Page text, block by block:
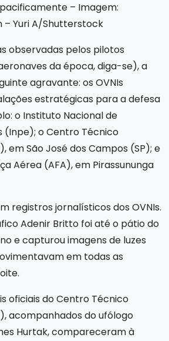
– Imagem:
– Yuri A/Shutterstock
observadas pelos pilotos
da época, diga-se), a
agravante: os OVNIs
estratégicas para a defesa
o Instituto Nacional de
(Inpe); o Centro Técnico
em São José dos Campos (SP); e
Aérea (AFA), em Pirassununga
registros jornalísticos dos OVNIs.
Adenir Britto foi até o pátio do
e capturou imagens de luzes
em todas as
oficiais do Centro Técnico
acompanhados do ufólogo
Hurtak, compareceram à